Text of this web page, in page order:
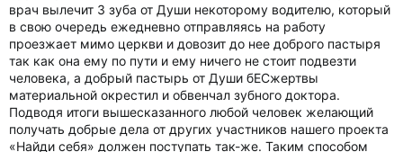
врач вылечит 3 зуба от Души некоторому водителю, который
в свою очередь ежедневно отправляясь на работу
проезжает мимо церкви и довозит до нее доброго пастыря
так как она ему по пути и ему ничего не стоит подвезти
человека, а добрый пастырь от Души бЕСжертвы
материальной окрестил и обвенчал зубного доктора.
Подводя итоги вышесказанного любой человек желающий
получать добрые дела от других участников нашего проекта
«Найди себя» должен поступать так-же. Таким способом